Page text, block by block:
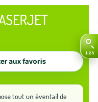
aux favoris
tout un éventail de